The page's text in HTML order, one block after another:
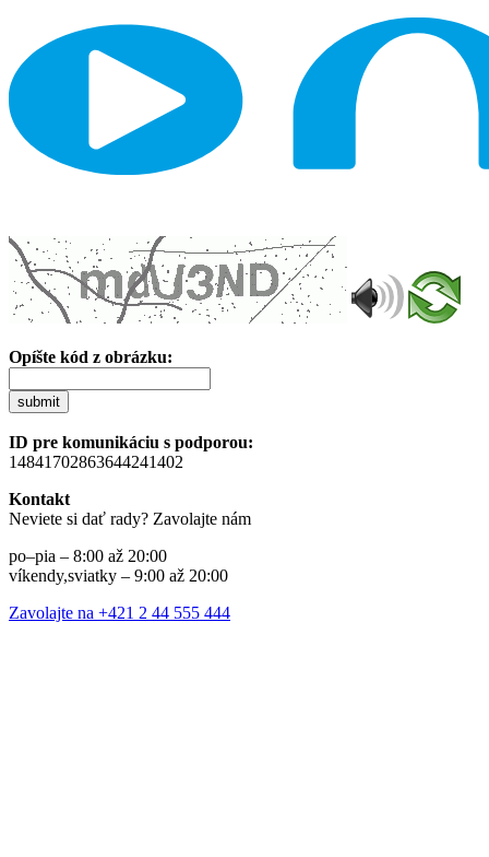
Opíšte kód z obrázku:
submit
ID pre komunikáciu s podporou:
14841702863644241402
Kontakt
Neviete si dať rady? Zavolajte nám
po–pia – 8:00 až 20:00
víkendy,sviatky – 9:00 až 20:00
Zavolajte na +421 2 44 555 444